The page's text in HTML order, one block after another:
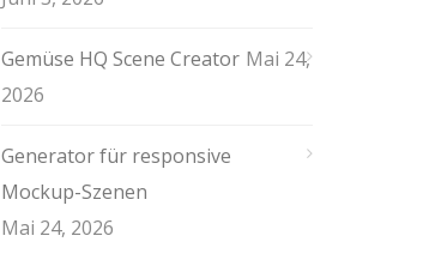
Gemüse HQ Scene Creator Mai 24,
2026
Generator für responsive
Mockup-Szenen
Mai 24, 2026